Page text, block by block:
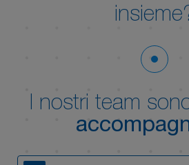
I nostri team